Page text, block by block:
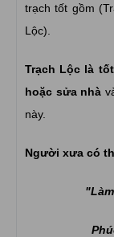
trạch tốt gồm
Lộc).
Trạch Lộc là tốt
hoặc sửa nhà
này.
Người xưa có